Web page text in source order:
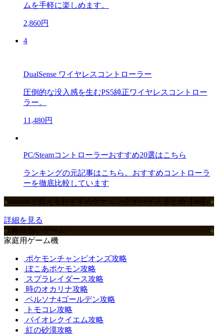
ムを手軽に楽しめます。
2,860円
4
DualSense ワイヤレスコントローラー
圧倒的な没入感を生むPS5純正ワイヤレスコントロー
ラー。
11,480円
PC/Steamコントローラーおすすめ20選はこちら
ランキングの元記事はこちら。おすすめコントローラ
ーを徹底比較しています
Amazonで買えるおすすめゲーミングデバイスまとめ【ad】
詳細を見る
攻略取扱いゲーム
家庭用ゲーム機
ポケモンチャンピオンズ攻略
ぽこあポケモン攻略
スプラレイダース攻略
時のオカリナ攻略
ペルソナ4ゴールデン攻略
トモコレ攻略
バイオレクイエム攻略
紅の砂漠攻略